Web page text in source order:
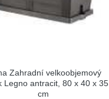
Zahradní velkoobjemový
Legno antracit, 80 x 40 x 35
cm